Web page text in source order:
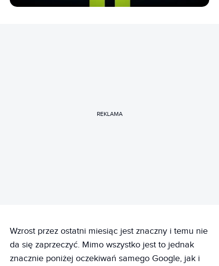
REKLAMA
Wzrost przez ostatni miesiąc jest znaczny i temu nie
da się zaprzeczyć. Mimo wszystko jest to jednak
znacznie poniżej oczekiwań samego Google, jak i